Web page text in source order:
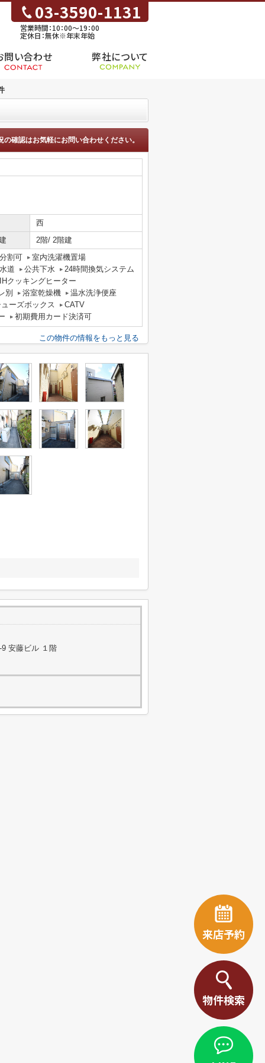
03-3590-1131
営業時間：10：00～19：00
定休日：無休※年末年始
問い合わせ 弊社について
の確認はお気軽にお問い合わせください。
西
2階/ 2階建
分割可
室内洗濯機置場
道
公共下水
24時間換気システム
IHクッキングヒーター
別
浴室乾燥機
温水洗浄便座
ーズボックス
CATV
初期費用カード決済可
この物件の情報をもっと見る
安藤ビル １階
来店予約
物件検索